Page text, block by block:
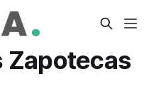
Zapotecas